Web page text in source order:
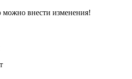
внести изменения!